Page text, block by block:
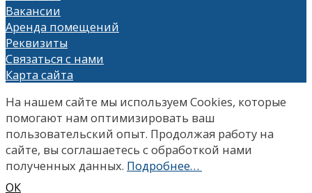
Вакансии
Аренда помещений
Реквизиты
Связаться с нами
Карта сайта
На нашем сайте мы используем Сookies, которые
помогают нам оптимизировать ваш
пользовательский опыт. Продолжая работу на
сайте, вы соглашаетесь с обработкой нами
полученных данных. Подробнее…
ОК